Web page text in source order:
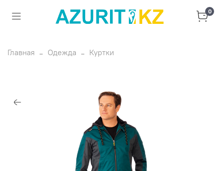
0
Главная Одежда Куртки